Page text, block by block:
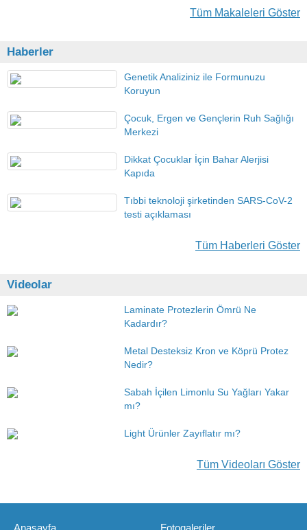
Tüm Makaleleri Göster
Haberler
Genetik Analiziniz ile Formunuzu
Koruyun
Çocuk, Ergen ve Gençlerin Ruh Sağlığı
Merkezi
Dikkat Çocuklar İçin Bahar Alerjisi
Kapıda
Tıbbi teknoloji şirketinden SARS-CoV-2
testi açıklaması
Tüm Haberleri Göster
Videolar
Laminate Protezlerin Ömrü Ne
Kadardır?
Metal Desteksiz Kron ve Köprü Protez
Nedir?
Sabah İçilen Limonlu Su Yağları Yakar
mı?
Light Ürünler Zayıflatır mı?
Tüm Videoları Göster
Anasayfa Fotogaleriler